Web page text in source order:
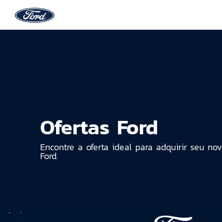
Ofertas Ford
Encontre a oferta ideal para adquirir seu
Ford.